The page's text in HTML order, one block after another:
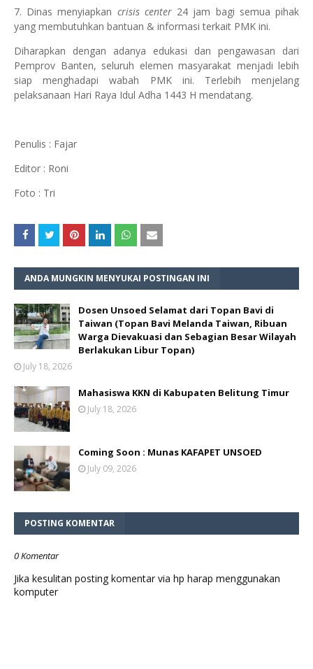
7. Dinas menyiapkan crisis center24 jam bagi semua pihak
yang membutuhkan bantuan & informasi terkait PMK ini.
Diharapkan dengan adanya edukasi dan pengawasan dari
Pemprov Banten, seluruh elemen masyarakat menjadi lebih
siap menghadapi wabah PMK ini. Terlebih menjelang
pelaksanaan Hari Raya Idul Adha 1443 H mendatang.
Penulis : Fajar
Editor : Roni
Foto : Tri
ANDA MUNGKIN MENYUKAI POSTINGAN INI
Dosen Unsoed Selamat dari Topan Bavi di
Taiwan (Topan Bavi Melanda Taiwan, Ribuan
Warga Dievakuasi dan Sebagian Besar Wilayah
Berlakukan Libur Topan)
July 18, 2026
Mahasiswa KKN di Kabupaten Belitung Timur
July 18, 2026
Coming Soon : Munas KAFAPET UNSOED
July 09, 2026
POSTING KOMENTAR
0 Komentar
Jika kesulitan posting komentar via hp harap menggunakan
komputer